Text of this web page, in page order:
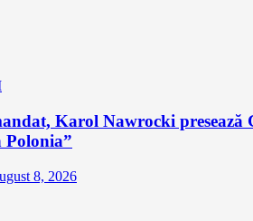
Karol Nawrocki
Polonia”
8, 2026